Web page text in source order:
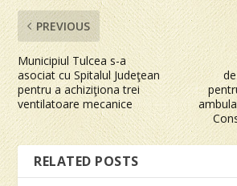
PREVIOUS
Municipiul Tulcea s-a
asociat cu Spitalul Judeţean
pentru a achiziţiona trei
ventilatoare mecanice
RELATED POSTS